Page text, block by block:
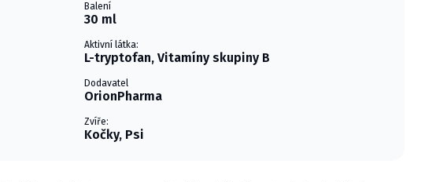
Balení
30 ml
Aktivní látka:
L-tryptofan, Vitamíny skupiny B
Dodavatel
OrionPharma
Zvíře:
Kočky, Psi